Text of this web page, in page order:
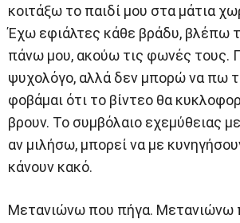
κοιτάξω το παιδί μου στα μάτια
Έχω εφιάλτες κάθε βράδυ, βλέπω
πάνω μου, ακούω τις φωνές τους.
ψυχολόγο, αλλά δεν μπορώ να πω
φοβάμαι ότι το βίντεο θα
βρουν. Το συμβόλαιο εχεμύθειας
αν μιλήσω, μπορεί να με
κάνουν κακό.
Μετανιώνω που πήγα. Μετανιώνω